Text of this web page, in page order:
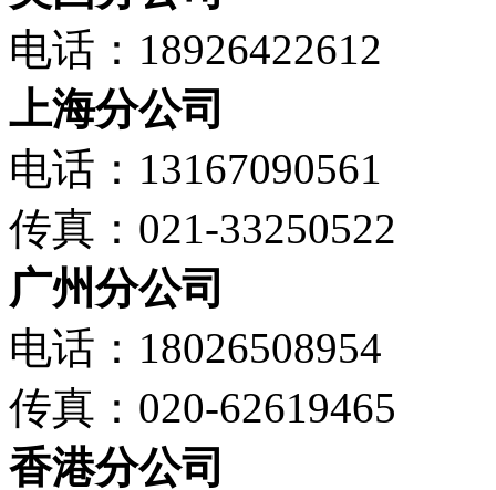
电话：18926422612
上海分公司
电话：13167090561
传真：021-33250522
广州分公司
电话：18026508954
传真：020-62619465
香港分公司